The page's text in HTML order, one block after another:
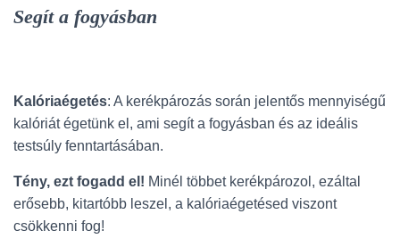
Segít a fogyásban
Kalóriaégetés: A kerékpározás során jelentős mennyiségű
kalóriát égetünk el, ami segít a fogyásban és az ideális
testsúly fenntartásában.
Tény, ezt fogadd el! Minél többet kerékpározol, ezáltal
erősebb, kitartóbb leszel, a kalóriaégetésed viszont
csökkenni fog!